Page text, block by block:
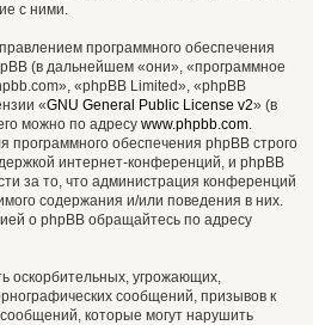
с ними.
программного обеспечения
(в дальнейшем «они», «программное
«phpBB Limited», «phpBB
«GNU General Public License v2» (в
можно по адресу www.phpbb.com.
программного обеспечения phpBB строго
интернет-конференций, и phpBB
за то, что администрация конференций
содержания и/или поведения в них.
о phpBB обращайтесь по адресу
оскорбительных, угрожающих,
сообщений, призывов к
которые могут нарушить